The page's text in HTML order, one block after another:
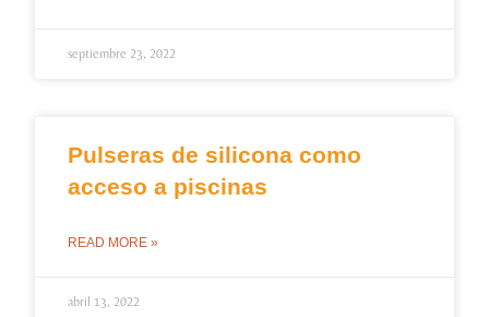
septiembre 23, 2022
Pulseras de silicona como
acceso a piscinas
READ MORE »
abril 13, 2022